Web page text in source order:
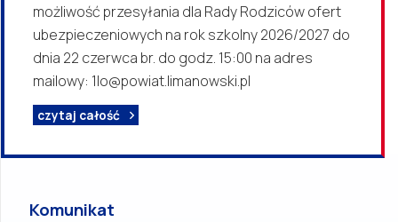
możliwość przesyłania dla Rady Rodziców ofert
ubezpieczeniowych na rok szkolny 2026/2027 do
dnia 22 czerwca br. do godz. 15:00 na adres
mailowy: 1lo@powiat.limanowski.pl
czytaj całość
Komunikat